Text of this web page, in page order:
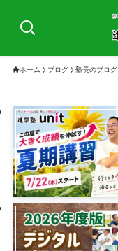
ホーム ブログ 塾長のブログ